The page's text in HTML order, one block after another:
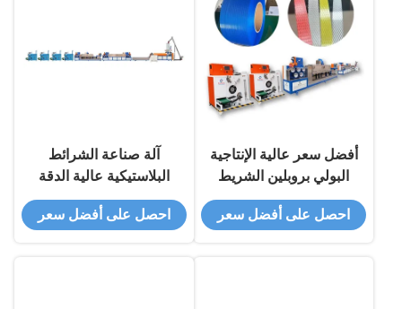
أفضل سعر عالية الإنتاجية
البولي بروبلين الشريط
صنع آلة PP الشريط
تصنيع آلة
احصل على أفضل سعر
آلة صناعة الشرائط
البلاستيكية عالية الدقة
حزمة PP التلقائية
احصل على أفضل سعر